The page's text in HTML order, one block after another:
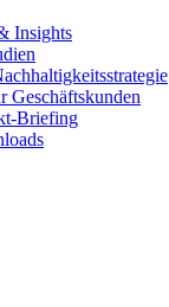
Insights
Geschäftskunden
Briefing